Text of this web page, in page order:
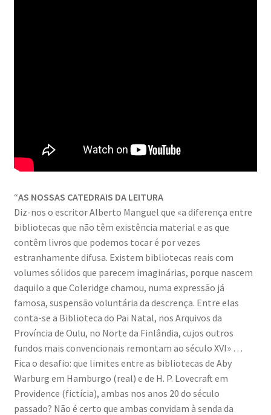
“AS NOSSAS CATEDRAIS DA LEITURA
Diz-nos o escritor Alberto Manguel que «a diferença entre
bibliotecas que não têm existência material e as que
contêm livros que podemos tocar é por vezes
estranhamente difusa. Existem bibliotecas reais com
volumes sólidos que parecem imaginárias, porque nascem
daquilo a que Coleridge chamou, numa expressão já
famosa, suspensão voluntária da descrença. Entre elas
conta-se a Biblioteca do Pai Natal, nos Arquivos da
Província de Oulu, no Norte da Finlândia, cujos outros
fundos mais convencionais remontam ao século XVI» …
Fica o desafio: que limites entre as bibliotecas de Aby
Warburg em Hamburgo (real) e de H. P. Lovecraft em
Providence (fictícia), ambas nos anos 20 do século
passado? Não é certo que ambas convidam à senda da